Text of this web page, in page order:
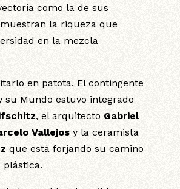
como la de sus
la riqueza que
en la mezcla
en patota. El contingente
su Mundo estuvo integrado
, el arquitecto Gabriel
Vallejosy la ceramista
que está forjando su camino
plástica.